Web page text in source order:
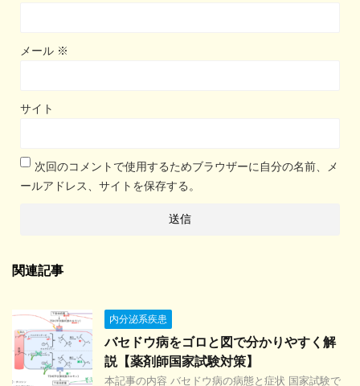
メール ※
サイト
次回のコメントで使用するためブラウザーに自分の名前、メ
ールアドレス、サイトを保存する。
関連記事
内分泌系疾患
バセドウ病をゴロと図で分かりやすく解
説【薬剤師国家試験対策】
本記事の内容 バセドウ病の病態と症状 国家試験で